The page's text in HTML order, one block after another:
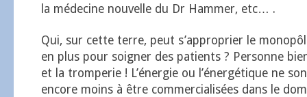
la médecine nouvelle du Dr Hammer, etc… .
Qui, sur cette terre, peut s’approprier le
en plus pour soigner des patients ? Personne
et la tromperie ! L’énergie ou l’énergétique ne
encore moins à être commercialisées dans le